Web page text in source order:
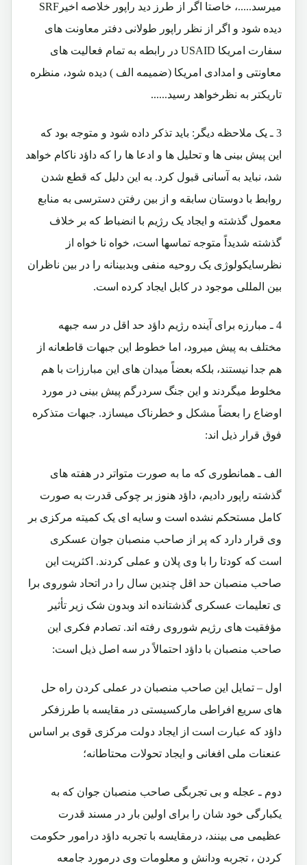
میرسد.....، خاصتا اگر از طرز دید راپور خلاصه اخیرSRF
دیده شود و اگر از نظر راپور طولانی دفتر معاونت های
سفارت امریکا USAID در رابطه به تمام فعالیت های
معاونتی و امدادی امریکا (ضمیمه الف ) دیده شود، منظره
تاریکتر به نظرخواهد رسید......
3 ـ یک ملاحظه دیگر: باید تذکر داده شود و متوجه بود که
این پیش بینی ها و تحلیل ها و ادعا ها را که داؤد ناکام خواهد
شد، نباید به آسانی قبول کرد. به این دلیل که قطع شدن
روابط با دوستان سابقه و از بین رفتن دسترسی به منابع
معمول گذشته و ایجاد یک رژیم با انضباط که بر خلاف
گذشته شدیداً متوجه تماسها است، خواه نا خواه از
نظرسایکولوژی یک روحیه منفی وبدبینانه را در بین ناظران
بین المللی موجود در کابل ایجاد کرده است.
4 ـ مبارزه برای آینده رژیم داؤد حد اقل در سه جبهه
مختلف به پیش میرود، اما خطوط این جبهات قاطعانه از
هم جدا نیستند، بلکه بعضاً میدان های این مبارزات با هم
مخلوط میگردند و این جنگ سردرگم پیش بینی در مورد
اوضاع را بعضاً مشکل و خطرناک میسازد. جبهات متذکره
فوق قرار ذیل اند:
الف ـ همانطوری که ما به صورت متواتر در هفته های
گذشته راپور دادیم، داؤد هنوز بر چوکی قدرت به صورت
کامل مستحکم نشده است و سایه ای یک کمیته مرکزی بر
وی قرار دارد که پر از صاحب منصبان جوان عسکری
است که کودتا را با وی پلان و عملی کردند. اکثریت این
صاحب منصبان حد اقل چندین سال را در اتحاد شوروی برا
ی تعلیمات عسکری گذشتانده اند وبدون شک زیر تأثیر
مؤفقیت های رژیم شوروی رفته اند. تصادم فکری این
صاحب منصبان با داؤد احتمالاً در سه اصل ذیل است:
اول – تمایل این صاحب منصبان در عملی کردن راه حل
های سریع افراطی مارکسیستی در مقایسه با طرزفکر
داؤد که عبارت است از ایجاد دولت مرکزی قوی بر اساس
عنعنات ملی افغانی و ایجاد تحولات محتاطانه؛
دوم ـ عجله و بی تجربگی صاحب منصبان جوان که به
یکبارگی خود شان را برای اولین بار در مسند قدرت
عظیمی می بینند، درمقایسه با تجربه داؤد درامور حکومت
کردن ، تجربه ودانش و معلومات وی درمورد جامعه